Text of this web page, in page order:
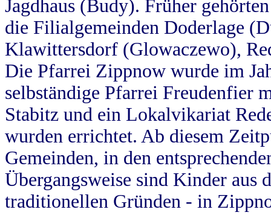
Jagdhaus (Budy). Früher
die Filialgemeinden Doderlage
Klawittersdorf (Glowaczewo),
Die Pfarrei Zippnow wurde im
selbständige Pfarrei Freudenfier
Stabitz und ein Lokalvikariat
wurden errichtet. Ab diesem
Gemeinden, in den
Übergangsweise sind Kinder aus
traditionellen Gründen - in